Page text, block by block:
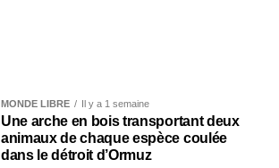
MONDE LIBRE Il y a 1 semaine
Une arche en bois transportant deux
animaux de chaque espèce coulée
dans le détroit d’Ormuz